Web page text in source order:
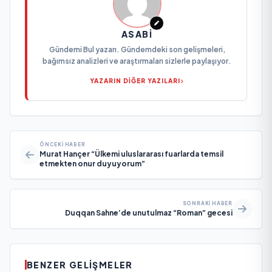
ASABI
Gündemi Bul yazarı. Gündemdeki son gelişmeleri,
bağımsız analizleri ve araştırmaları sizlerle paylaşıyor.
YAZARIN DİĞER YAZILARI
ÖNCEKI HABER
Murat Hançer “Ülkemi uluslararası fuarlarda temsil
etmekten onur duyuyorum”
SONRAKI HABER
Duqqan Sahne’de unutulmaz “Roman” gecesi
BENZER GELIŞMELER